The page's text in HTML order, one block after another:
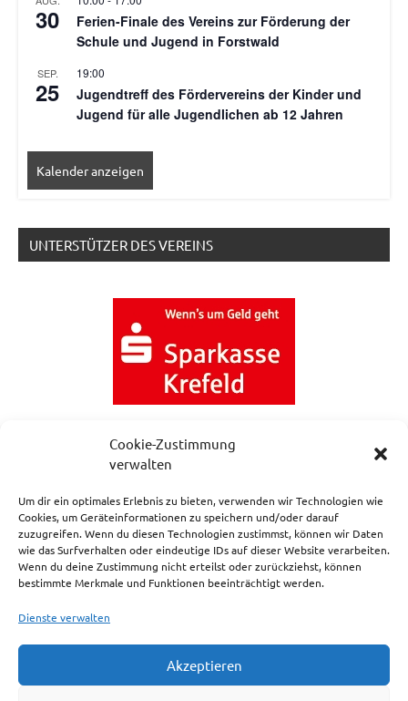
Cookie-Zustimmung
verwalten
Um dir ein optimales Erlebnis zu bieten, verwenden wir Technologien wie
Cookies, um Geräteinformationen zu speichern und/oder darauf
zuzugreifen. Wenn du diesen Technologien zustimmst, können wir Daten
wie das Surfverhalten oder eindeutige IDs auf dieser Website verarbeiten.
Wenn du deine Zustimmung nicht erteilst oder zurückziehst, können
bestimmte Merkmale und Funktionen beeinträchtigt werden.
Dienste verwalten
Akzeptieren
30
Ferien-Finale des Vereins zur Förderung der
Schule und Jugend in Forstwald
SEP.
25
19:00
Jugendtreff des Fördervereins der Kinder und
Jugend für alle Jugendlichen ab 12 Jahren
Kalender anzeigen
UNTERSTÜTZER DES VEREINS
NEWSLETTERANMELDUNG
Impressum